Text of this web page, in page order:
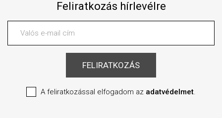
Feliratkozás hírlevélre
A feliratkozással elfogadom az adatvédelmet.